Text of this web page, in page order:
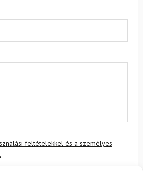
feltételekkel és a személyes